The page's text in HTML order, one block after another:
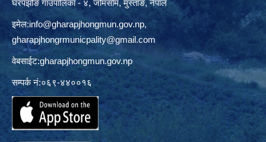
घरपझोङ गाउँपालिका - ४, जोमसोम, मुस्ताङ, नेपाल
इमेल:info@gharapjhongmun.gov.np,
gharapjhongrmunicpality@gmail.com
वेबसाईट:gharapjhongmun.gov.np
सम्पर्क नं:०६९-४४००१६